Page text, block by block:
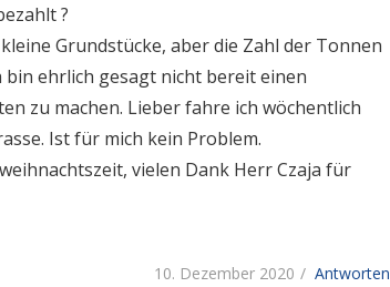
?
Grundstücke, aber die Zahl der Tonnen
ehrlich gesagt nicht bereit einen
zu machen. Lieber fahre ich wöchentlich
Ist für mich kein Problem.
vielen Dank Herr Czaja für
10. Dezember 2020 Antworten